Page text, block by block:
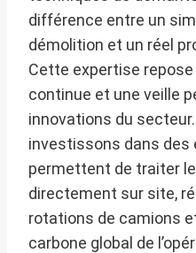
différence entre un
démolition et un réel
Cette expertise
continue et une veille
innovations du
investissons dans des
permettent de traiter
directement sur site,
rotations de camions
carbone global de